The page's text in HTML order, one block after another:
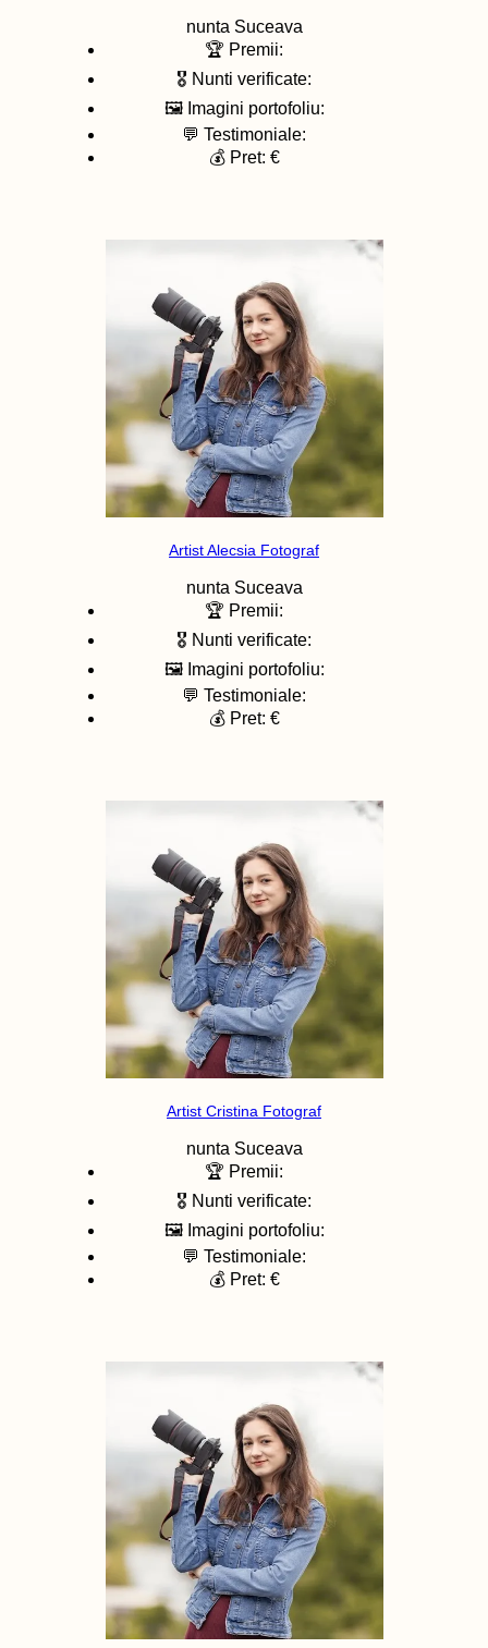
nunta Suceava
🏆 Premii:
🎖️ Nunti verificate:
🖼️ Imagini portofoliu:
💬 Testimoniale:
💰 Pret: €
Artist Alecsia Fotograf
nunta Suceava
🏆 Premii:
🎖️ Nunti verificate:
🖼️ Imagini portofoliu:
💬 Testimoniale:
💰 Pret: €
Artist Cristina Fotograf
nunta Suceava
🏆 Premii:
🎖️ Nunti verificate:
🖼️ Imagini portofoliu:
💬 Testimoniale:
💰 Pret: €